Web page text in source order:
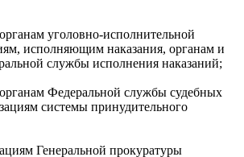
уголовно-исполнительной
исполняющим наказания, органам и
службы исполнения наказаний;
Федеральной службы судебных
системы принудительного
Генеральной прокуратуры